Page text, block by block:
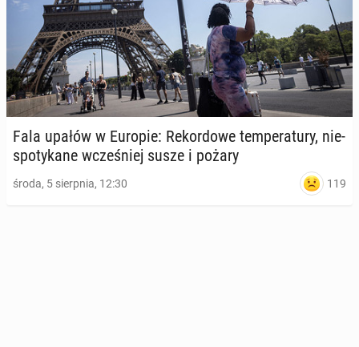
Fala upałów w Europie: Re­kor­do­we tem­pe­ra­tu­ry, nie­
spo­ty­ka­ne wcze­śniej susze i pożary
środa, 5 sierpnia, 12:30 119